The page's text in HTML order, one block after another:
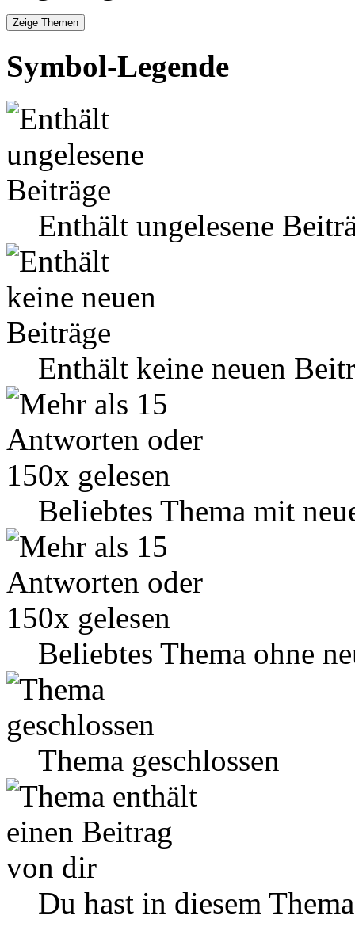
Symbol-Legende
Enthält ungelesene
Enthält keine neuen
Beliebtes Thema mit
Beliebtes Thema ohne
Thema geschlossen
Du hast in diesem